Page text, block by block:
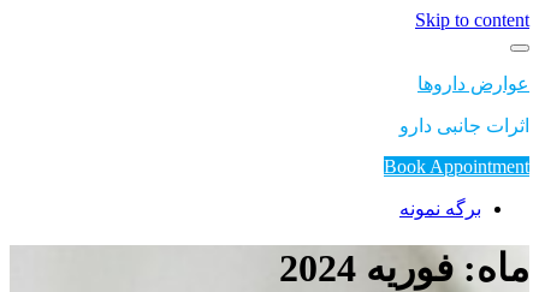
Skip to content
عوارض داروها
اثرات جانبی دارو
Book Appointment
برگه نمونه
ماه: فوریه 2024